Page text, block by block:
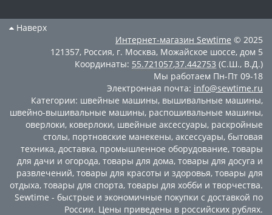
Наверх
Интернет-магазин Sewtime © 2025
121357, Россия, г. Москва, Можайское шоссе, дом 5
Координаты: 55.721057,37.442753 (С.Ш., В.Д.)
Мы работаем Пн-Пт 09-18
Электронная почта: info@sewtime.ru
Категории: швейные машины, вышивальные машины,
швейно-вышивальные машины, распошивальные машины,
оверлоки, коверлоки, швейные аксессуары, раскройные
столы, портновские манекены, аксессуары, бытовая
техника, доставка, промышленное оборудование, товары
для дачи и огорода, товары для дома, товары для досуга и
развлечений, товары для красоты и здоровья, товары для
отдыха, товары для спорта, товары для хобби и творчества.
Sewtime - быстрые и экономичные покупки с доставкой по
России. Цены приведены в российских рублях.